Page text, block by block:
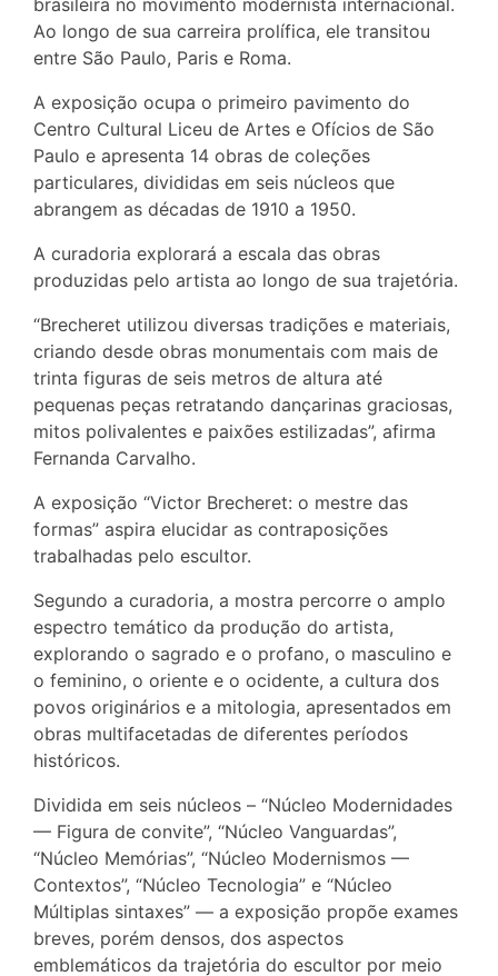
brasileira no movimento modernista internacional.
Ao longo de sua carreira prolífica, ele transitou
entre São Paulo, Paris e Roma.
A exposição ocupa o primeiro pavimento do
Centro Cultural Liceu de Artes e Ofícios de São
Paulo e apresenta 14 obras de coleções
particulares, divididas em seis núcleos que
abrangem as décadas de 1910 a 1950.
A curadoria explorará a escala das obras
produzidas pelo artista ao longo de sua trajetória.
“Brecheret utilizou diversas tradições e materiais,
criando desde obras monumentais com mais de
trinta figuras de seis metros de altura até
pequenas peças retratando dançarinas graciosas,
mitos polivalentes e paixões estilizadas”, afirma
Fernanda Carvalho.
A exposição “Victor Brecheret: o mestre das
formas” aspira elucidar as contraposições
trabalhadas pelo escultor.
Segundo a curadoria, a mostra percorre o amplo
espectro temático da produção do artista,
explorando o sagrado e o profano, o masculino e
o feminino, o oriente e o ocidente, a cultura dos
povos originários e a mitologia, apresentados em
obras multifacetadas de diferentes períodos
históricos.
Dividida em seis núcleos – “Núcleo Modernidades
— Figura de convite”, “Núcleo Vanguardas”,
“Núcleo Memórias”, “Núcleo Modernismos —
Contextos”, “Núcleo Tecnologia” e “Núcleo
Múltiplas sintaxes” — a exposição propõe exames
breves, porém densos, dos aspectos
emblemáticos da trajetória do escultor por meio